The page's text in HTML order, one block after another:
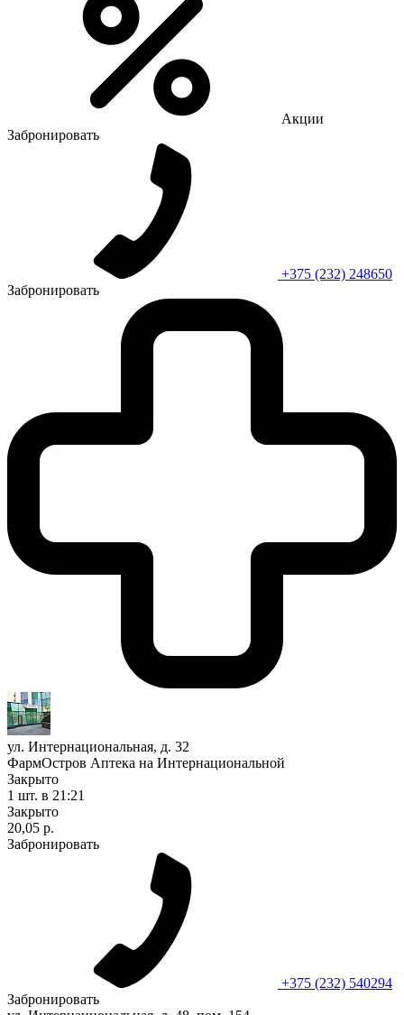
Акции
Забронировать
+375 (232) 248650
Забронировать
ул. Интернациональная, д. 32
ФармОстров Аптека на Интернациональной
Закрыто
1 шт. в 21:21
Закрыто
20,05 р.
Забронировать
+375 (232) 540294
Забронировать